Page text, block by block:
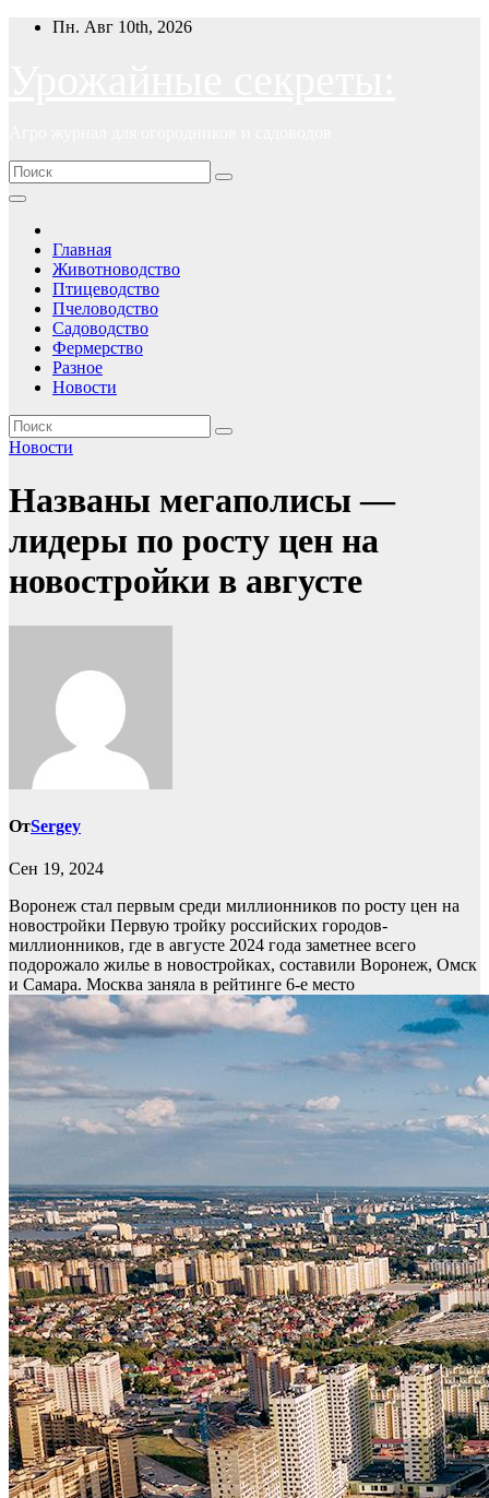
ПерейтиПн. Авг 10th, 2026
Главная
Животноводство
Птицеводство
Пчеловодство
Садоводство
Фермерство
Разное
Новости
Новости
Названы мегаполисы —
лидеры по росту цен на
новостройки в августе
ОтSergey
Сен 19, 2024
Воронеж стал первым среди миллионников по росту цен на
новостройки Первую тройку российских городов-
миллионников, где в августе 2024 года заметнее всего
подорожало жилье в новостройках, составили Воронеж, Омск
и Самара. Москва заняла в рейтинге 6-е место